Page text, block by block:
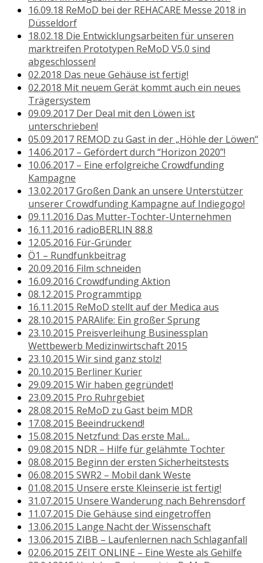
16.09.18 ReMoD bei der REHACARE Messe 2018 in
Düsseldorf
18.02.18 Die Entwicklungsarbeiten für unseren
marktreifen Prototypen ReMoD V5.0 sind
abgeschlossen!
02.2018 Das neue Gehäuse ist fertig!
02.2018 Mit neuem Gerät kommt auch ein neues
Trägersystem
09.09.2017 Der Deal mit den Löwen ist
unterschrieben!
05.09.2017 REMOD zu Gast in der „Höhle der Löwen“
14.06.2017 – Gefördert durch “Horizon 2020”!
10.06.2017 – Eine erfolgreiche Crowdfunding
Kampagne
13.02.2017 Großen Dank an unsere Unterstützer
unserer Crowdfunding Kampagne auf Indiegogo!
09.11.2016 Das Mutter-Tochter-Unternehmen
16.11.2016 radioBERLIN 88.8
12.05.2016 Für-Gründer
Ö1 – Rundfunkbeitrag
20.09.2016 Film schneiden
16.09.2016 Crowdfunding Aktion
08.12.2015 Programmtipp
16.11.2015 ReMoD stellt auf der Medica aus
28.10.2015 PARAlife: Ein großer Sprung
23.10.2015 Preisverleihung Businessplan
Wettbewerb Medizinwirtschaft 2015
23.10.2015 Wir sind ganz stolz!
20.10.2015 Berliner Kurier
29.09.2015 Wir haben gegründet!
23.09.2015 Pro Ruhrgebiet
28.08.2015 ReMoD zu Gast beim MDR
17.08.2015 Beeindruckend!
15.08.2015 Netzfund: Das erste Mal…
09.08.2015 NDR – Hilfe für gelähmte Tochter
08.08.2015 Beginn der ersten Sicherheitstests
06.08.2015 SWR2 – Mobil dank Weste
01.08.2015 Unsere erste Kleinserie ist fertig!
31.07.2015 Unsere Wanderung nach Behrensdorf
11.07.2015 Die Gehäuse sind eingetroffen
13.06.2015 Lange Nacht der Wissenschaft
13.06.2015 ZIBB – Laufenlernen nach Schlaganfall
02.06.2015 ZEIT ONLINE – Eine Weste als Gehilfe